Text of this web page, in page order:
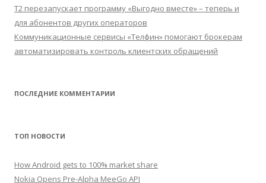
Т2 перезапускает программу «Выгодно вместе» – теперь и
для абонентов других операторов
Коммуникационные сервисы «Телфин» помогают брокерам
автоматизировать контроль клиентских обращений
ПОСЛЕДНИЕ КОММЕНТАРИИ
ТОП НОВОСТИ
How Android gets to 100% market share
Nokia Opens Pre-Alpha MeeGo API